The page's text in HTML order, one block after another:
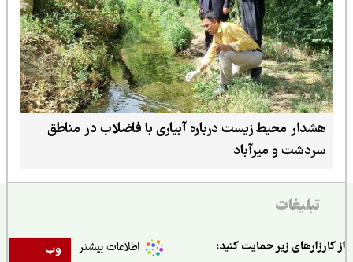
هشدار محیط زیست درباره آبیاری با فاضلاب در مناطق
سردشت و میرآباد
تبلیغات
وب
زیر حمایت کنید: